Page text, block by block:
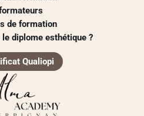
de formation
diplome esthétique ?
Qualiopi